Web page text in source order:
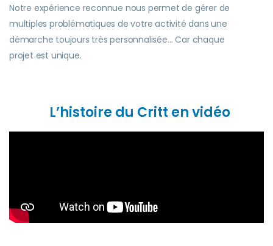
Notre expérience reconnue nous permet de gérer de
multiples problématiques devotre activité dans une
démarche toujours très personnalisée… Car chaque
projet est unique.
L’histoire du Critt en vidéo